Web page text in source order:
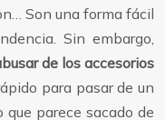
Son una forma fácil
Sin embargo,
de los accesorios
para pasar de un
parece sacado de